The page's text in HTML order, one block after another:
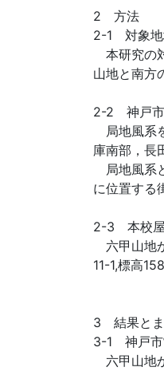
2 方法
2-1 対象
本研究の
山地と南方
2-2 神戸市
局地風系
庫南部，長
局地風系
に位置する
2-3 本校屋
六甲山地
11-1,標高
3 結果と
3-1 神戸市
六甲山地